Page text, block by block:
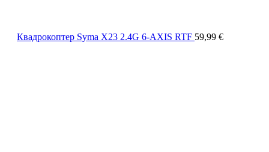
Квадрокоптер Syma X23 2.4G 6-AXIS RTF 59,99 €